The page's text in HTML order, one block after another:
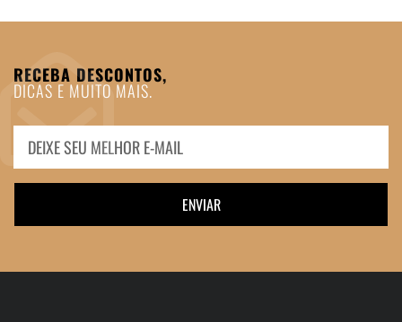
RECEBA DESCONTOS,
DICAS E MUITO MAIS.
ENVIAR